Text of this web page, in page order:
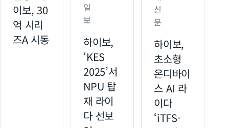
이보, 30
억 시리
즈A 시동
일
보
하이보,
‘KES
2025’서
NPU 탑
재 라이
다 선보
신
문
하이보,
초소형
온디바이
스 AI 라
이다
‘iTFS-